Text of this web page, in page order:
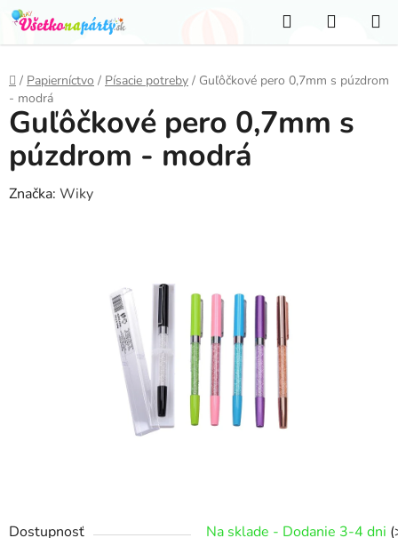
Prejsť
na
obsah
Hľadať
KOŠÍK
Domov
/ Papierníctvo / Písacie potreby / Guľôčkové pero 0,7mm s púzdrom
- modrá
Dostupnosť Na sklade - Dodanie 3-4 dni
Guľôčkové pero 0,7mm s
púzdrom - modrá
Značka: Wiky